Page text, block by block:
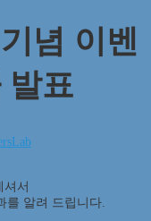
념 이벤
발표
셔서
를 알려 드립니다.